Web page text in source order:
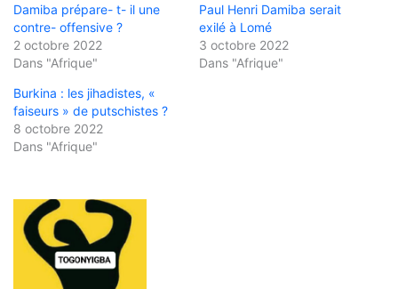
Damiba prépare- t- il une
contre- offensive ?
2 octobre 2022
Dans "Afrique"
Paul Henri Damiba serait
exilé à Lomé
3 octobre 2022
Dans "Afrique"
Burkina : les jihadistes, «
faiseurs » de putschistes ?
8 octobre 2022
Dans "Afrique"